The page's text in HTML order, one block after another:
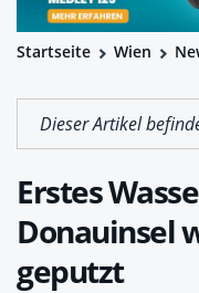
Startseite Wien
Dieser Artikel
Erstes
Donauinsel
geputzt